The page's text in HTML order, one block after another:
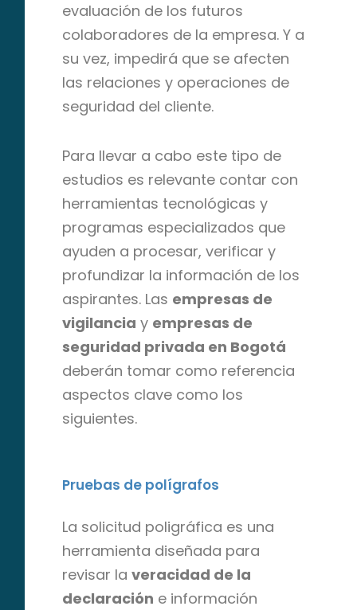
evaluación de los futuros
colaboradores de la empresa. Y a
su vez, impedirá que se afecten
las relaciones y operaciones de
seguridad del cliente.
Para llevar a cabo este tipo de
estudios es relevante contar con
herramientas tecnológicas y
programas especializados que
ayuden a procesar, verificar y
profundizar la información de los
aspirantes. Las empresas de
vigilancia y empresas de
seguridad privada en Bogotá
deberán tomar como referencia
aspectos clave como los
siguientes.
Pruebas de polígrafos
La solicitud poligráfica es una
herramienta diseñada para
revisar la veracidad de la
declaración e información